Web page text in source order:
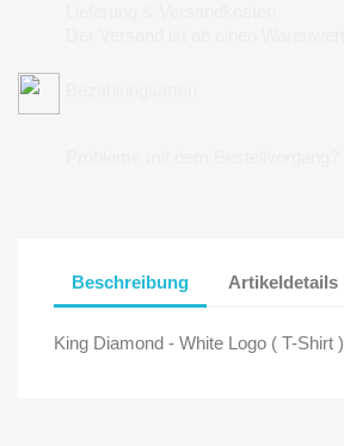
Beschreibung Artikeldetails
King Diamond - White Logo ( T-Shirt )